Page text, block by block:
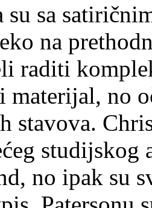
su sa
na
raditi
no
stavova.
studijskog
no ipak su